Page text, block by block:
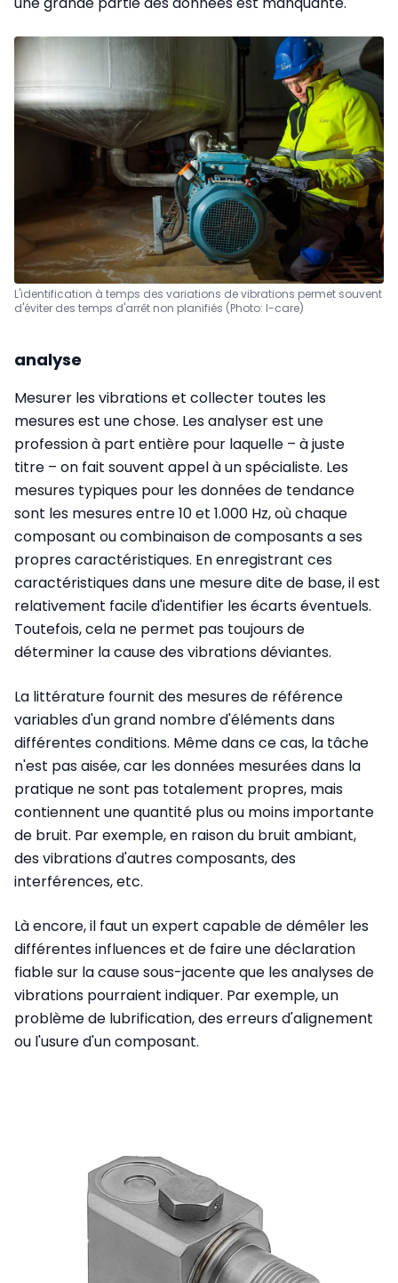
L'identification à temps des variations de vibrations permet souvent
d'éviter des temps d'arrêt non planifiés (Photo: I-care)
analyse
Mesurer les vibrations et collecter toutes les
mesures est une chose. Les analyser est une
profession à part entière pour laquelle – à juste
titre – on fait souvent appel à un spécialiste. Les
mesures typiques pour les données de tendance
sont les mesures entre 10 et 1.000 Hz, où chaque
composant ou combinaison de composants a ses
propres caractéristiques. En enregistrant ces
caractéristiques dans une mesure dite de base, il est
relativement facile d'identifier les écarts éventuels.
Toutefois, cela ne permet pas toujours de
déterminer la cause des vibrations déviantes.
La littérature fournit des mesures de référence
variables d'un grand nombre d'éléments dans
différentes conditions. Même dans ce cas, la tâche
n'est pas aisée, car les données mesurées dans la
pratique ne sont pas totalement propres, mais
contiennent une quantité plus ou moins importante
de bruit. Par exemple, en raison du bruit ambiant,
des vibrations d'autres composants, des
interférences, etc.
Là encore, il faut un expert capable de démêler les
différentes influences et de faire une déclaration
fiable sur la cause sous-jacente que les analyses de
vibrations pourraient indiquer. Par exemple, un
problème de lubrification, des erreurs d'alignement
ou l'usure d'un composant.